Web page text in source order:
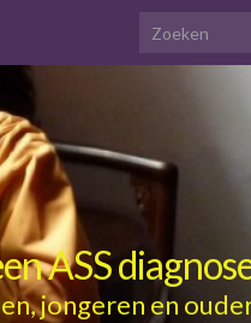
Search for:
ASS
jongeren en